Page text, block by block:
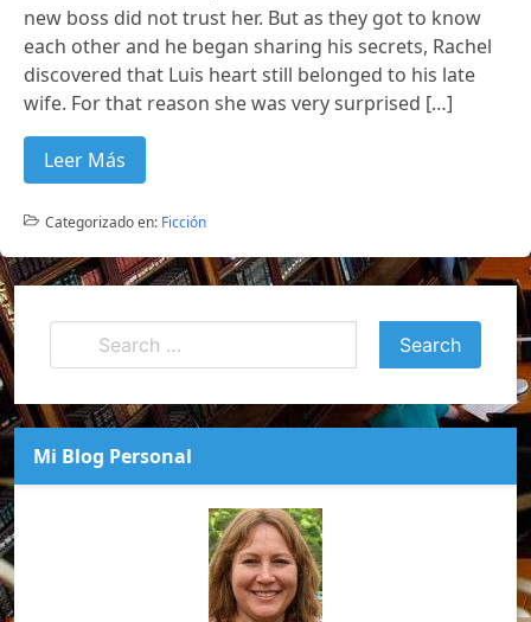
new boss did not trust her. But as they got to know
each other and he began sharing his secrets, Rachel
discovered that Luis heart still belonged to his late
wife. For that reason she was very surprised […]
Leer Más
Categorizado en: Ficción
Mi Blog Personal